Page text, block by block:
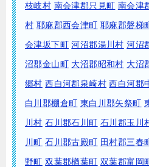
枝岐村 南会津郡只見町 南会津
村 耶麻郡西会津町 耶麻郡磐梯
会津坂下町 河沼郡湯川村 河沼
沼郡金山町 大沼郡昭和村 大沼
郷村 西白河郡泉崎村 西白河郡
白川郡棚倉町 東白川郡矢祭町
川村 石川郡石川町 石川郡玉川
川町 石川郡古殿町 田村郡三春
野町 双葉郡楢葉町 双葉郡富岡